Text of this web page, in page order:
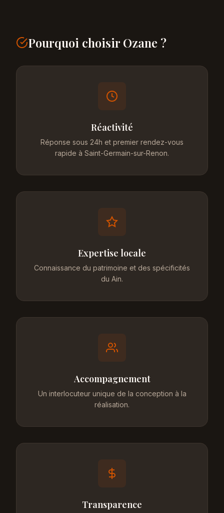
Pourquoi choisir Ozane ?
Réactivité
Réponse sous 24h et premier rendez-vous
rapide à Saint-Germain-sur-Renon.
Expertise locale
Connaissance du patrimoine et des spécificités
du Ain.
Accompagnement
Un interlocuteur unique de la conception à la
réalisation.
Transparence